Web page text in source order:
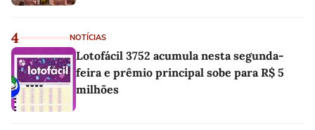
4 NOTÍCIAS
Lotofácil 3752 acumula nesta segunda-
feira e prêmio principal sobe para R$ 5
milhões